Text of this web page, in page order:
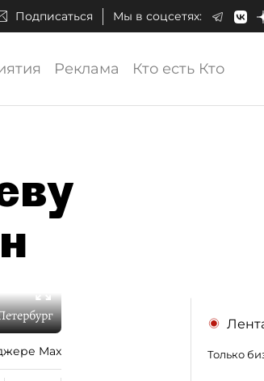
Подписаться Мы в соцсетях:
Реклама Кто есть Кто
Max Только